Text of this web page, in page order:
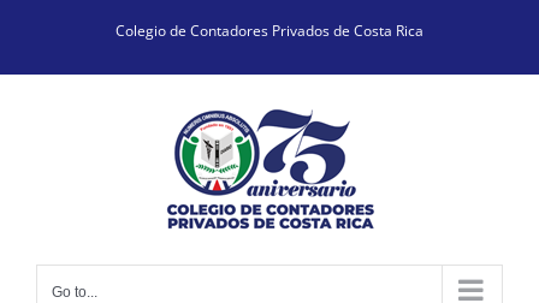
content
Colegio de Contadores Privados de Costa Rica
Go to...